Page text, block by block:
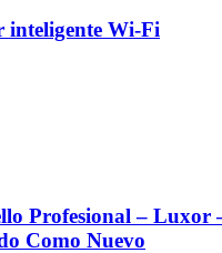
Wi-Fi
Profesional – Luxor
Como Nuevo